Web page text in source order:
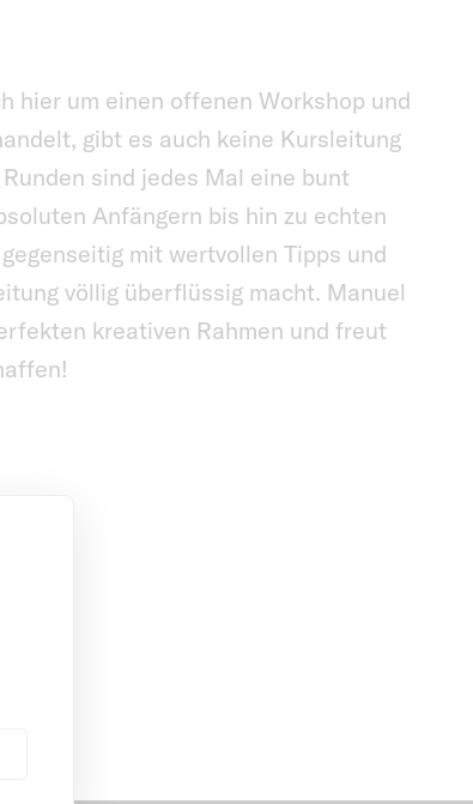
hier um einen offenen Workshop und
gibt es auch keine Kursleitung
sind jedes Mal eine bunt
Anfängern bis hin zu echten
mit wertvollen Tipps und
völlig überflüssig macht. Manuel
kreativen Rahmen und freut